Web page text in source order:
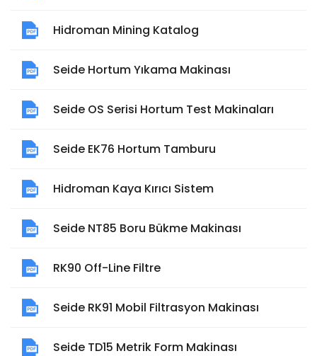
Hidroman Mining Katalog
Seide Hortum Yıkama Makinası
Seide OS Serisi Hortum Test Makinaları
Seide EK76 Hortum Tamburu
Hidroman Kaya Kırıcı Sistem
Seide NT85 Boru Bükme Makinası
RK90 Off-Line Filtre
Seide RK91 Mobil Filtrasyon Makinası
Seide TD15 Metrik Form Makinası